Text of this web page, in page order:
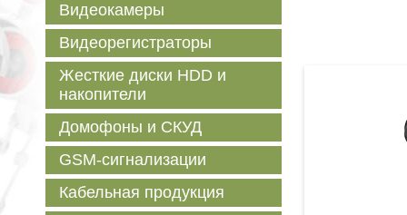
Видеокамеры
Видеорегистраторы
Жесткие диски HDD и
накопители
Домофоны и СКУД
GSM-сигнализации
Кабельная продукция